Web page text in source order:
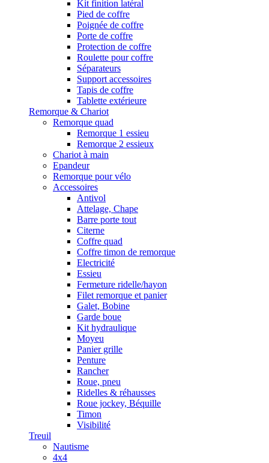
Kit finition latéral
Pied de coffre
Poignée de coffre
Porte de coffre
Protection de coffre
Roulette pour coffre
Séparateurs
Support accessoires
Tapis de coffre
Tablette extérieure
Remorque & Chariot
Remorque quad
Remorque 1 essieu
Remorque 2 essieux
Chariot à main
Epandeur
Remorque pour vélo
Accessoires
Antivol
Attelage, Chape
Barre porte tout
Citerne
Coffre quad
Coffre timon de remorque
Electricité
Essieu
Fermeture ridelle/hayon
Filet remorque et panier
Galet, Bobine
Garde boue
Kit hydraulique
Moyeu
Panier grille
Penture
Rancher
Roue, pneu
Ridelles & réhausses
Roue jockey, Béquille
Timon
Visibilité
Treuil
Nautisme
4x4